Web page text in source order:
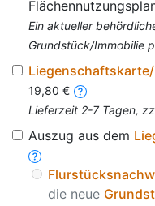
Ein aktueller
Grundstück/Immobilie
19,80 €
Lieferzeit 2-7 Tagen,
Auszug aus dem
die neue